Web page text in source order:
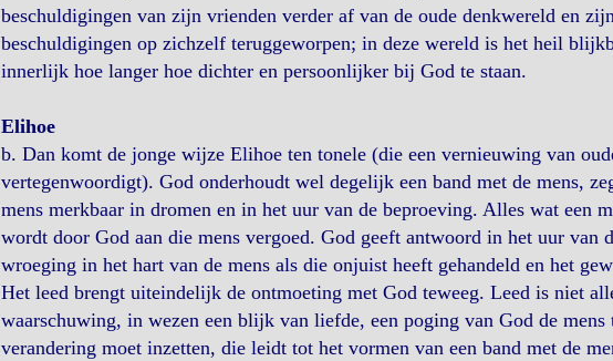
beschuldigingen van zijn vrienden verder af van de oude denkwereld en
beschuldigingen op zichzelf teruggeworpen; in deze wereld is het heil
innerlijk hoe langer hoe dichter en persoonlijker bij God te staan.
Elihoe
b. Dan komt de jonge wijze Elihoe ten tonele (die een vernieuwing van
vertegenwoordigt). God onderhoudt wel degelijk een band met de mens,
mens merkbaar in dromen en in het uur van de beproeving. Alles wat een
wordt door God aan die mens vergoed. God geeft antwoord in het uur van
wroeging in het hart van de mens als die onjuist heeft gehandeld en het
Het leed brengt uiteindelijk de ontmoeting met God teweeg. Leed is niet
waarschuwing, in wezen een blijk van liefde, een poging van God de mens
verandering moet inzetten, die leidt tot het vormen van een band met de